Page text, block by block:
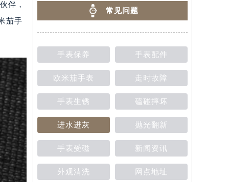
伴，
茄手
常见问题
手表保养 手表配件
欧米茄手表 走时故障
手表生锈 磕碰摔坏
进水进灰 抛光翻新
手表受磁 新闻资讯
外观清洗 网点地址